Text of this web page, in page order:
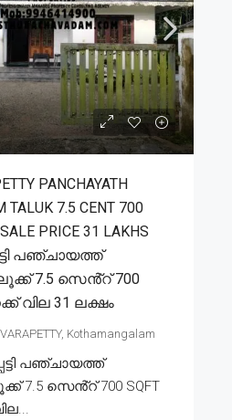
PANCHAYATH
TALUK 7.5 CENT 700
PRICE 31 LAKHS
പഞ്ചായത്ത്
7.5 സെൻ്റ് 700
വില 31 ലക്ഷം
Kothamangalam
പഞ്ചായത്ത്
7.5 സെൻ്റ് 700 SQFT